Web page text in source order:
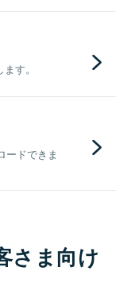
す。
ードできま
さま向け